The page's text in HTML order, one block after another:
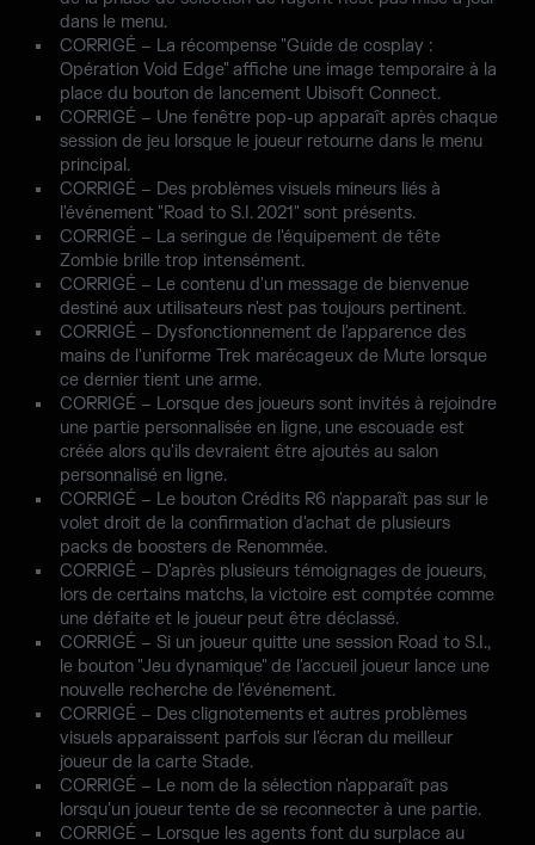
dans le menu.
CORRIGÉ – La récompense "Guide de cosplay :
Opération Void Edge" affiche une image temporaire à la
place du bouton de lancement Ubisoft Connect.
CORRIGÉ – Une fenêtre pop-up apparaît après chaque
session de jeu lorsque le joueur retourne dans le menu
principal.
CORRIGÉ – Des problèmes visuels mineurs liés à
l'événement "Road to S.I. 2021" sont présents.
CORRIGÉ – La seringue de l'équipement de tête
Zombie brille trop intensément.
CORRIGÉ – Le contenu d'un message de bienvenue
destiné aux utilisateurs n'est pas toujours pertinent.
CORRIGÉ – Dysfonctionnement de l'apparence des
mains de l'uniforme Trek marécageux de Mute lorsque
ce dernier tient une arme.
CORRIGÉ – Lorsque des joueurs sont invités à rejoindre
une partie personnalisée en ligne, une escouade est
créée alors qu'ils devraient être ajoutés au salon
personnalisé en ligne.
CORRIGÉ – Le bouton Crédits R6 n'apparaît pas sur le
volet droit de la confirmation d'achat de plusieurs
packs de boosters de Renommée.
CORRIGÉ – D'après plusieurs témoignages de joueurs,
lors de certains matchs, la victoire est comptée comme
une défaite et le joueur peut être déclassé.
CORRIGÉ – Si un joueur quitte une session Road to S.I.,
le bouton "Jeu dynamique" de l'accueil joueur lance une
nouvelle recherche de l'événement.
CORRIGÉ – Des clignotements et autres problèmes
visuels apparaissent parfois sur l'écran du meilleur
joueur de la carte Stade.
CORRIGÉ – Le nom de la sélection n'apparaît pas
lorsqu'un joueur tente de se reconnecter à une partie.
CORRIGÉ – Lorsque les agents font du surplace au